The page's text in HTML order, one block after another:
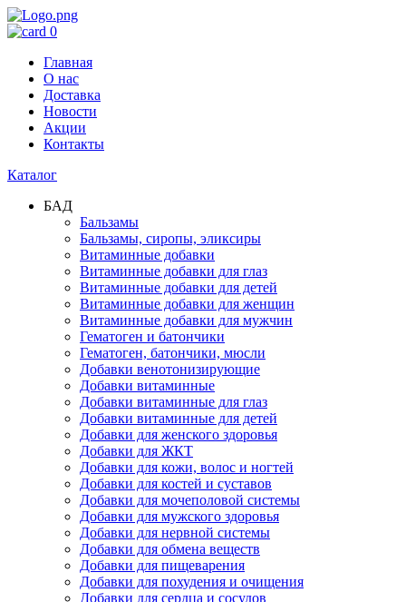
0
Главная
О нас
Доставка
Новости
Акции
Контакты
Каталог
БАД
Бальзамы
Бальзамы, сиропы, эликсиры
Витаминные добавки
Витаминные добавки для глаз
Витаминные добавки для детей
Витаминные добавки для женщин
Витаминные добавки для мужчин
Гематоген и батончики
Гематоген, батончики, мюсли
Добавки венотонизирующие
Добавки витаминные
Добавки витаминные для глаз
Добавки витаминные для детей
Добавки для женского здоровья
Добавки для ЖКТ
Добавки для кожи, волос и ногтей
Добавки для костей и суставов
Добавки для мочеполовой системы
Добавки для мужского здоровья
Добавки для нервной системы
Добавки для обмена веществ
Добавки для пищеварения
Добавки для похудения и очищения
Добавки для сердца и сосудов